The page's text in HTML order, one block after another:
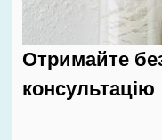
Отримайте
консультацію